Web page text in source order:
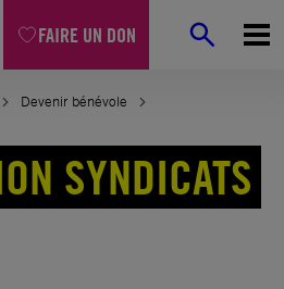
FAIRE UN DON
Devenir bénévole
SYNDICATS